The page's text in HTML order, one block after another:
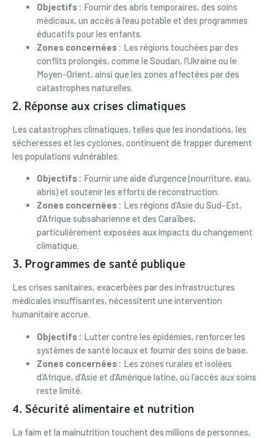
Objectifs : Fournir des abris temporaires, des soins
médicaux, un accès à l’eau potable et des programmes
éducatifs pour les enfants.
Zones concernées : Les régions touchées par des
conflits prolongés, comme le Soudan, l’Ukraine ou le
Moyen-Orient, ainsi que les zones affectées par des
catastrophes naturelles.
2. Réponse aux crises climatiques
Les catastrophes climatiques, telles que les inondations, les
sécheresses et les cyclones, continuent de frapper durement
les populations vulnérables.
Objectifs : Fournir une aide d’urgence (nourriture, eau,
abris) et soutenir les efforts de reconstruction.
Zones concernées : Les régions d’Asie du Sud-Est,
d’Afrique subsaharienne et des Caraïbes,
particulièrement exposées aux impacts du changement
climatique.
3. Programmes de santé publique
Les crises sanitaires, exacerbées par des infrastructures
médicales insuffisantes, nécessitent une intervention
humanitaire accrue.
Objectifs : Lutter contre les épidémies, renforcer les
systèmes de santé locaux et fournir des soins de base.
Zones concernées : Les zones rurales et isolées
d’Afrique, d’Asie et d’Amérique latine, où l’accès aux soins
reste limité.
4. Sécurité alimentaire et nutrition
La faim et la malnutrition touchent des millions de personnes,